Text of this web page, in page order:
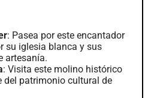
: Pasea por este encantador
su iglesia blanca y sus
artesanía.
: Visita este molino histórico
del patrimonio cultural de